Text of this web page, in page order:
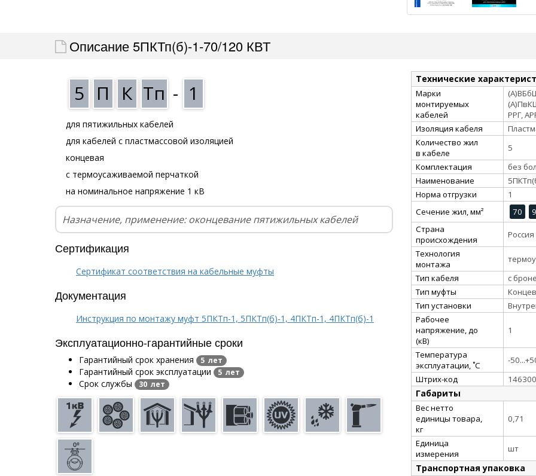
Описание 5ПКТп(б)-1-70/120 КВТ
5 П К Тп - 1
для пятижильных кабелей
для кабелей с пластмассовой изоляцией
концевая
с термоусаживаемой перчаткой
на номинальное напряжение 1 кВ
Назначение, применение: оконцевание пятижильных кабелей
Сертификация
Сертификат соответствия на кабельные муфты
Документация
Инструкция по монтажу муфт 5ПКТп-1, 5ПКТп(б)-1, 4ПКТп-1, 4ПКТп(б)-1
Эксплуатационно-гарантийные сроки
Гарантийный срок хранения 5 лет
Гарантийный срок эксплуатации 5 лет
Срок службы 30 лет
Технические
Марки
монтируемых
кабелей
РРГ,
Изоляция кабеля
Количество жил
в кабеле
5
Комплектация
без
Наименование
Норма отгрузки
1
Сечение жил, мм²
70
Страна
происхождения
Россия
Технология
монтажа
Тип кабеля
с
Тип муфты
Тип установки
Рабочее
напряжение, до
(кВ)
1
Температура
эксплуатации, ˚С
-
Штрих-код
Габариты
Вес нетто
единицы товара,
кг
0,71
Единица
измерения
шт
Транспортная упаковка